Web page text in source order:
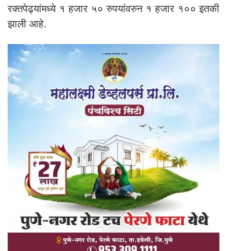
रक्तपेढ्यांमध्ये १ हजार ५० रुपयांवरुन १ हजार १०० इतकी
झाली आहे.